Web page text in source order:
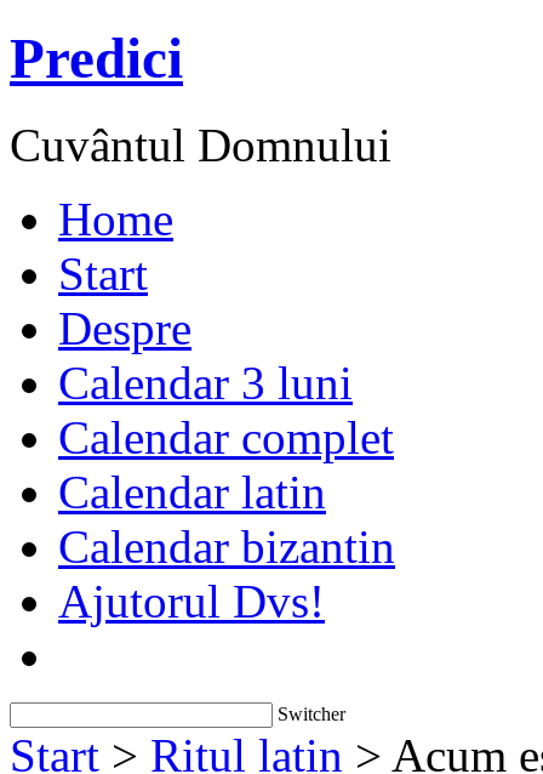
Predici
Cuvântul Domnului
Home
Start
Despre
Calendar 3 luni
Calendar complet
Calendar latin
Calendar bizantin
Ajutorul Dvs!
Switcher
Start > Ritul latin > Acum